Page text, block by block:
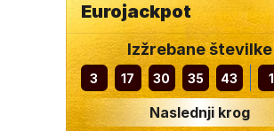
Eurojackpot
Izžrebane številke
3 17 30 35 43 1
Naslednji krog